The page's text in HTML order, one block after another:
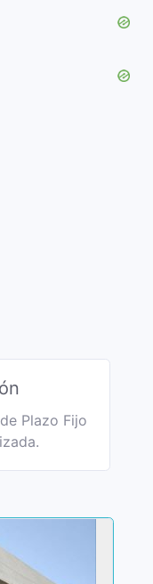
Plazo Fijo